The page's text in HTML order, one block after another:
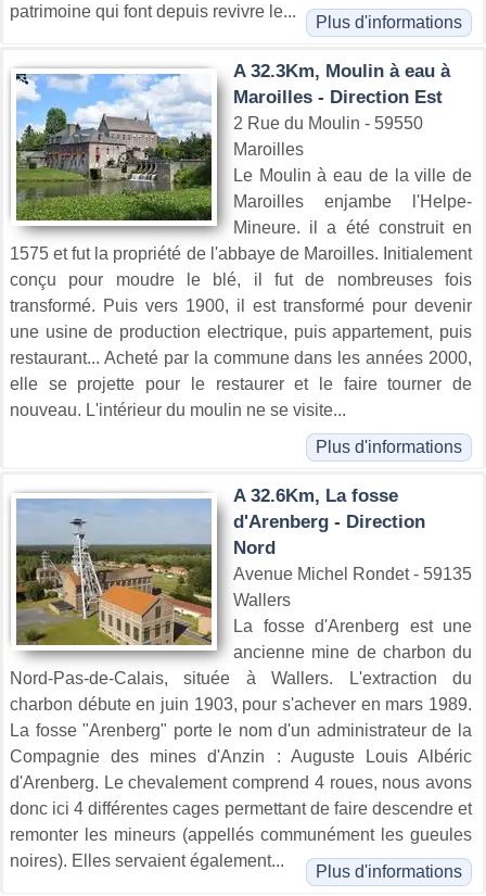
patrimoine qui font depuis revivre le...
Plus d'informations
A 32.3Km, Moulin à eau à
Maroilles - Direction Est
2 Rue du Moulin - 59550
Maroilles
Le Moulin à eau de la ville de
Maroilles enjambe l'Helpe-
Mineure. il a été construit en
1575 et fut la propriété de l'abbaye de Maroilles. Initialement
conçu pour moudre le blé, il fut de nombreuses fois
transformé. Puis vers 1900, il est transformé pour devenir
une usine de production electrique, puis appartement, puis
restaurant... Acheté par la commune dans les années 2000,
elle se projette pour le restaurer et le faire tourner de
nouveau. L'intérieur du moulin ne se visite...
Plus d'informations
A 32.6Km, La fosse
d'Arenberg - Direction
Nord
Avenue Michel Rondet - 59135
Wallers
La fosse d'Arenberg est une
ancienne mine de charbon du
Nord-Pas-de-Calais, située à Wallers. L'extraction du
charbon débute en juin 1903, pour s'achever en mars 1989.
La fosse "Arenberg" porte le nom d'un administrateur de la
Compagnie des mines d'Anzin : Auguste Louis Albéric
d'Arenberg. Le chevalement comprend 4 roues, nous avons
donc ici 4 différentes cages permettant de faire descendre et
remonter les mineurs (appellés communément les gueules
noires). Elles servaient également...
Plus d'informations